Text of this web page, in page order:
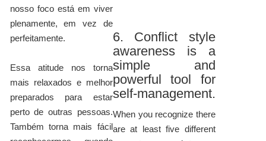
nosso foco está em viver
plenamente, em vez de
perfeitamente.
Essa atitude nos torna
mais relaxados e melhor
preparados para estar
perto de outras pessoas.
Também torna mais fácil
6. Conflict style
awareness is a
simple and
powerful tool for
self-management.
When you recognize there
are at least five different